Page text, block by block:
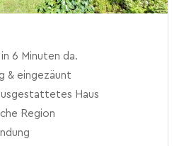
6 Minuten da.
& eingezäunt
Haus
Region